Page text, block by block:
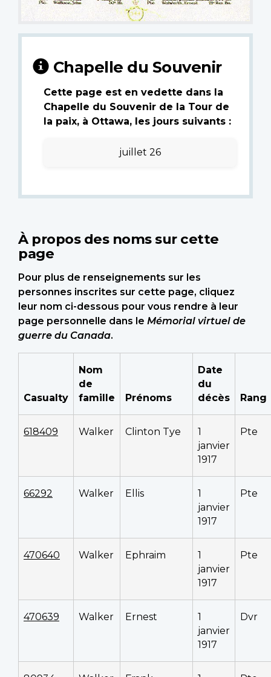
Chapelle du Souvenir
Cette page est en vedette dans la
Chapelle du Souvenir de la Tour de
la paix, à Ottawa, les jours suivants :
juillet 26
À propos des noms sur cette
page
Pour plus de renseignements sur les
personnes inscrites sur cette page, cliquez
leur nom ci-dessous pour vous rendre à leur
page personnelle dans le Mémorial virtuel de
guerre du Canada.
Casualty
Nom
de
famille
Prénoms
Date
du
décès
Rang
618409 Walker Clinton Tye
1
janvier
1917
Pte
66292 Walker Ellis
1
janvier
1917
Pte
470640 Walker Ephraim
1
janvier
1917
Pte
470639 Walker Ernest
1
janvier
1917
Dvr